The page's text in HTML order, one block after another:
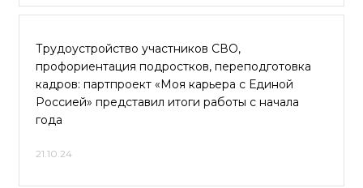
Трудоустройство участников СВО,
профориентация подростков, переподготовка
кадров: партпроект «Моя карьера с Единой
Россией» представил итоги работы с начала
года
21.10.24